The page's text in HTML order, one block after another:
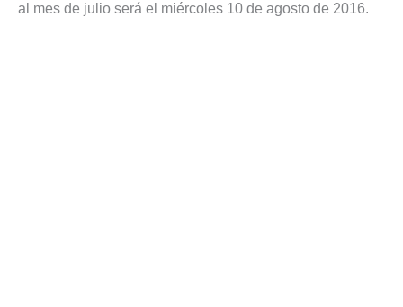
al mes de julio será el miércoles 10 de agosto de 2016.